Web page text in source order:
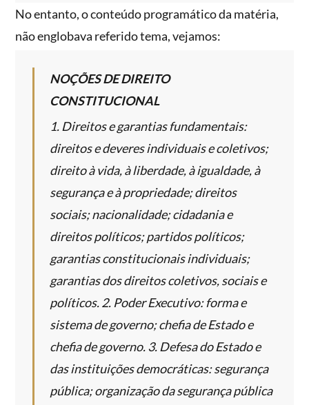
No entanto, o conteúdo programático da matéria,
não englobava referido tema, vejamos:
NOÇÕES DE DIREITO
CONSTITUCIONAL
1. Direitos e garantias fundamentais:
direitos e deveres individuais e coletivos;
direito à vida, à liberdade, à igualdade, à
segurança e à propriedade; direitos
sociais; nacionalidade; cidadania e
direitos políticos; partidos políticos;
garantias constitucionais individuais;
garantias dos direitos coletivos, sociais e
políticos. 2. Poder Executivo: forma e
sistema de governo; chefia de Estado e
chefia de governo. 3. Defesa do Estado e
das instituições democráticas: segurança
pública; organização da segurança pública